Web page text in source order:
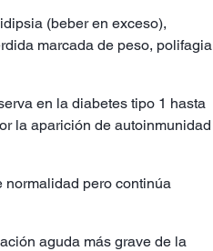
(beber en exceso),
marcada de peso, polifagia
en la diabetes tipo 1 hasta
la aparición de autoinmunidad
normalidad pero continúa
aguda más grave de la